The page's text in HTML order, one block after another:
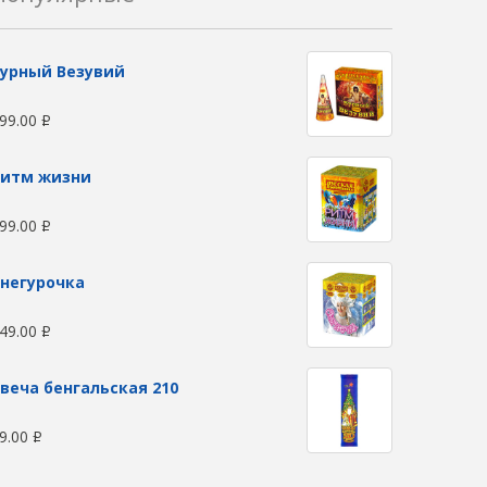
Везувий
Р
жизни
Р
Р
бенгальская 210
Р